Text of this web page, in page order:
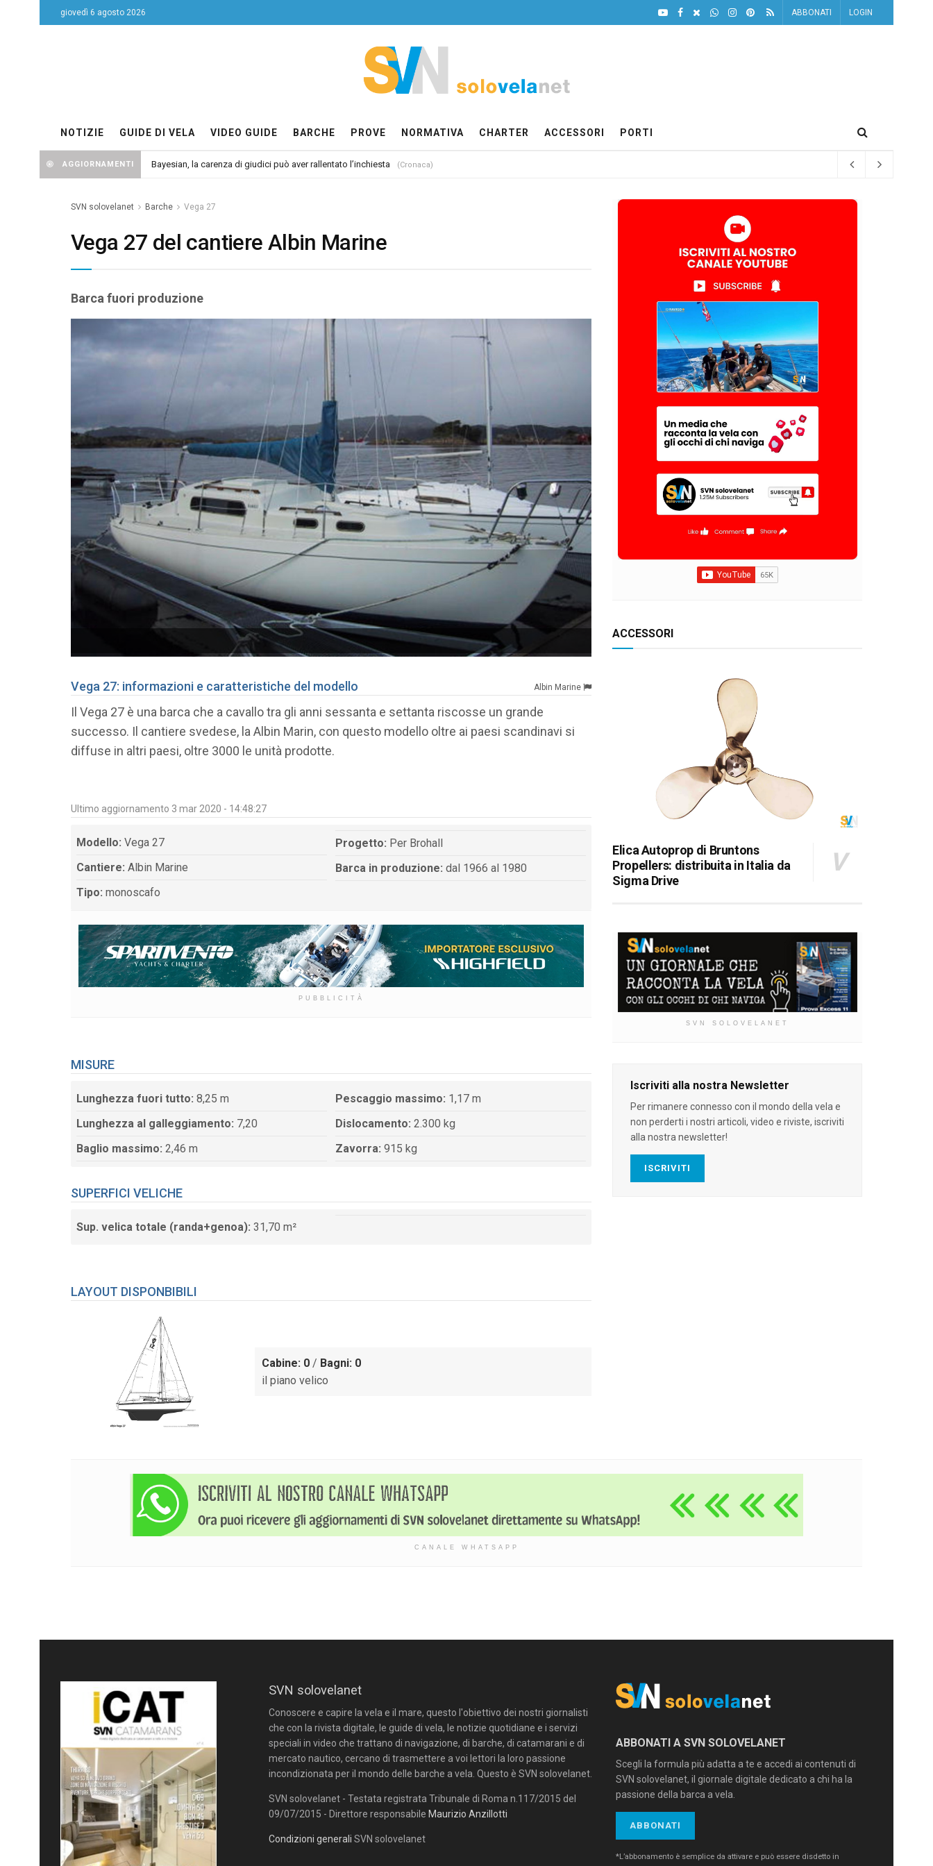
giovedì 6 agosto 2026 ABBONATI LOGIN
NOTIZIE GUIDE DI VELA VIDEO GUIDE BARCHE PROVE NORMATIVA CHARTER ACCESSORI PORTI
AGGIORNAMENTI Bayesian, la carenza di giudici può aver rallentato l’inchiesta (Cronaca)
SVN solovelanet Barche Vega 27
Vega 27 del cantiere Albin Marine
Barca fuori produzione
Vega 27: informazioni e caratteristiche del modello Albin Marine
Il Vega 27 è una barca che a cavallo tra gli anni sessanta e settanta riscosse un grande
successo. Il cantiere svedese, la Albin Marin, con questo modello oltre ai paesi scandinavi si
diffuse in altri paesi, oltre 3000 le unità prodotte.
Ultimo aggiornamento 3 mar 2020 - 14:48:27
Modello: Vega 27
Cantiere: Albin Marine
Tipo: monoscafo
Progetto: Per Brohall
Barca in produzione:
dal 1966 al 1980
PUBBLICITÀ
MISURE
Lunghezza fuori tutto: 8,25 m
Lunghezza al galleggiamento: 7,20
Baglio massimo: 2,46 m
Pescaggio massimo: 1,17 m
Dislocamento: 2.300 kg
Zavorra: 915 kg
SUPERFICI VELICHE
Sup. velica totale (randa+genoa): 31,70 m²
LAYOUT DISPONBIBILI
Cabine: 0 / Bagni: 0
il piano velico
ACCESSORI
Elica Autoprop di Bruntons
Propellers: distribuita in Italia da
Sigma Drive
SVN SOLOVELANET
Iscriviti alla nostra Newsletter
Per rimanere connesso con il mondo della vela e
non perderti i nostri articoli, video e riviste, iscriviti
alla nostra newsletter!
ISCRIVITI
CANALE WHATSAPP
SVN solovelanet
Conoscere e capire la vela e il mare, questo l'obiettivo dei nostri giornalisti
che con la rivista digitale, le guide di vela, le notizie quotidiane e i servizi
speciali in video che trattano di navigazione, di barche, di catamarani e di
mercato nautico, cercano di trasmettere a voi lettori la loro passione
incondizionata per il mondo delle barche a vela. Questo è SVN solovelanet.
SVN solovelanet - Testata registrata Tribunale di Roma n.117/2015 del
09/07/2015 - Direttore responsabile Maurizio Anzillotti
Condizioni generali SVN solovelanet
ABBONATI A SVN SOLOVELANET
Scegli la formula più adatta a te e accedi ai contenuti di
SVN solovelanet, il giornale digitale dedicato a chi ha la
passione della barca a vela.
ABBONATI
*L’abbonamento è semplice da attivare e può essere disdetto in